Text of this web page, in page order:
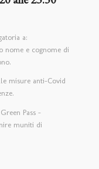
a:
nome e cognome di
misure anti-Covid
Pass –
muniti di